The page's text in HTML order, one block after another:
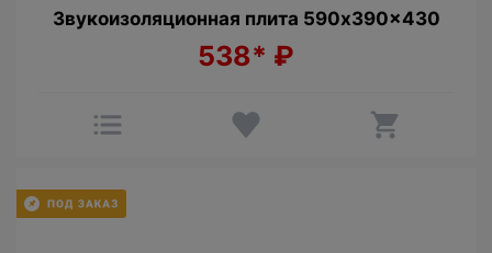
Звукоизоляционная плита 590x390x430
538* ₽